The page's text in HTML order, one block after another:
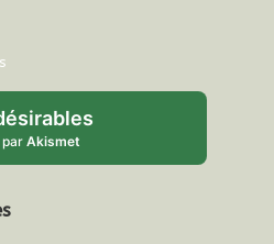
par Akismet